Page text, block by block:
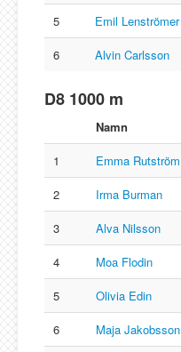
5
Emil Lenströmer
6
Alvin Carlsson
D8 1000 m
Namn
1
Emma Rutström
2
Irma Burman
3
Alva Nilsson
4
Moa Flodin
5
Olivia Edin
6
Maja Jakobsson